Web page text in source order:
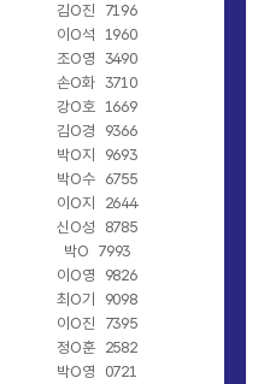
김O진
7196
이O석
1960
조O영 3490
손O화 3710
강O호
1669
김O경
9366
박O지
9693
박O수
6755
이O지
2644
신O성
8785
박O 7993
이O영
9826
최O기
9098
이O진
7395
정O훈
2582
박O영
0721